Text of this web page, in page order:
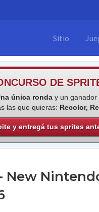
Sitio
DE
única ronday un ganador
las que quieras: Recolor,
y entregá tus sprites
New